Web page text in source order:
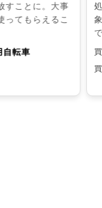
すことに。大事
ってもらえるこ
自転車